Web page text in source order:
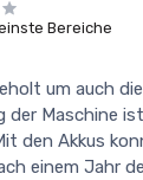
Bereiche
um auch
der Maschine
den Akkus
einem Jahr